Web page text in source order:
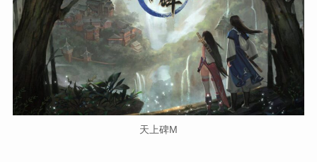
天上碑M